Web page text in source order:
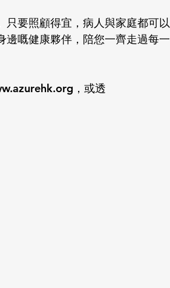
只要照顧得宜，病人與家庭都可以
邊嘅健康夥伴，陪您一齊走過每一
，或透